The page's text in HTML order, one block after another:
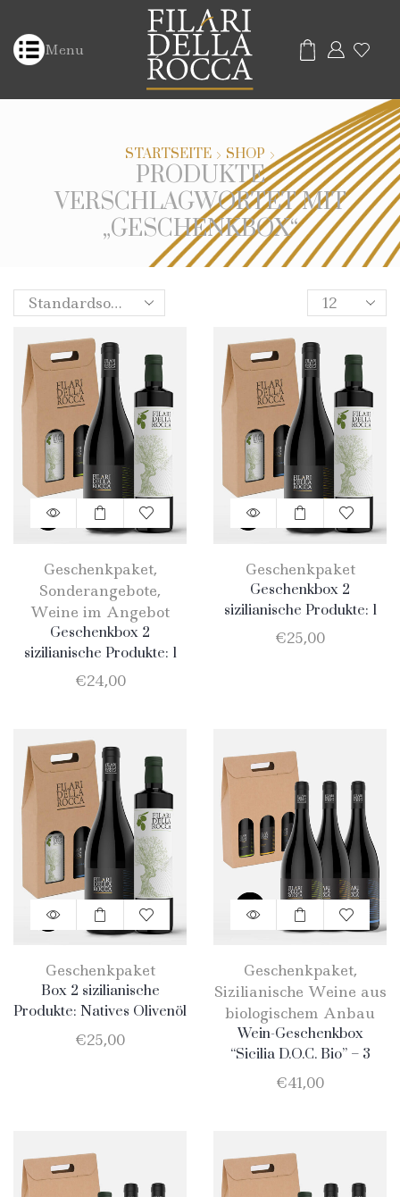
Menu
STARTSEITE SHOP
PRODUKTE
VERSCHLAGWORTET MIT
„GESCHENKBOX“
Geschenkpaket,
Sonderangebote,
Weine im Angebot
Geschenkbox 2
sizilianische Produkte: 1
Flasche Natives Olivenöl
Extra Vergine 750ml + 1
€24,00
Geschenkpaket
Geschenkbox 2
sizilianische Produkte: 1
Flasche EVO-Öl 750 ml + 1
Flasche Merlot
€25,00
Geschenkpaket
Box 2 sizilianische
Produkte: Natives Olivenöl
Extra Vergine aus
biologischem Anbau
€25,00
Geschenkpaket,
Sizilianische Weine aus
biologischem Anbau
Wein-Geschenkbox
“Sicilia D.O.C. Bio” – 3
Flaschen: 1 Catarratto – 1
Merlot – 1 Nero D’Avola
€41,00